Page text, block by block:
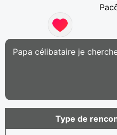
Papa célibataire je
Type de